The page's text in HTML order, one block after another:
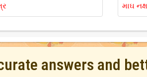
માઘ
answers and